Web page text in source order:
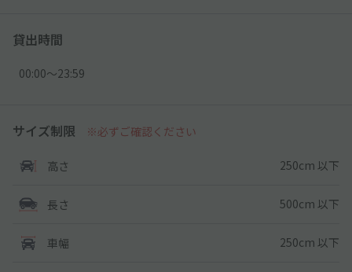
貸出時間
00:00〜23:59
サイズ制限 ※必ずご確認ください
高さ 250cm 以下
長さ 500cm 以下
車幅 250cm 以下